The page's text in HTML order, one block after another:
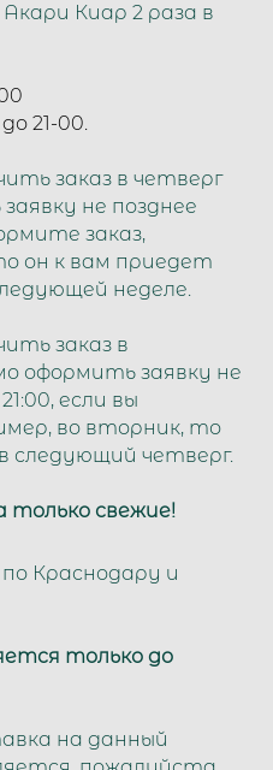
Киар 2 раза в
21-00.
заказ в четверг
не позднее
заказ,
он к вам приедет
неделе.
заказ в
оформить заявку не
если вы
во вторник, то
следующий четверг.
только свежие!
Краснодару и
только до
на данный